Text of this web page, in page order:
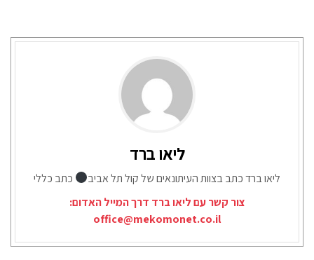
ליאו ברד
ליאו ברד כתב בצוות העיתונאים של קול תל אביב
כתב כללי
צור קשר עם ליאו ברד דרך המייל האדום:
office@mekomonet.co.il